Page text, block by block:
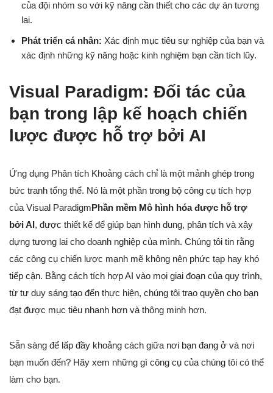
của đội nhóm so với kỹ năng cần thiết cho các dự án tương
lai.
Phát triển cá nhân: Xác định mục tiêu sự nghiệp của bạn và
xác định những kỹ năng hoặc kinh nghiệm bạn cần tích lũy.
Visual Paradigm: Đối tác của
bạn trong lập kế hoạch chiến
lược được hỗ trợ bởi AI
Ứng dụng Phân tích Khoảng cách chỉ là một mảnh ghép trong
bức tranh tổng thể. Nó là một phần trong bộ công cụ tích hợp
của Visual ParadigmPhần mềm Mô hình hóa được hỗ trợ
bởi AI, được thiết kế để giúp bạn hình dung, phân tích và xây
dựng tương lai cho doanh nghiệp của mình. Chúng tôi tin rằng
các công cụ chiến lược mạnh mẽ không nên phức tạp hay khó
tiếp cận. Bằng cách tích hợp AI vào mọi giai đoạn của quy trình,
từ tư duy sáng tạo đến thực hiện, chúng tôi trao quyền cho bạn
đạt được mục tiêu nhanh hơn và thông minh hơn.
Sẵn sàng để lấp đầy khoảng cách giữa nơi bạn đang ở và nơi
bạn muốn đến? Hãy xem những gì công cụ của chúng tôi có thể
làm cho bạn.